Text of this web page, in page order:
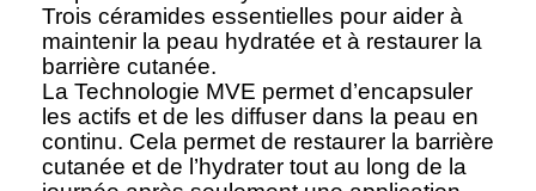
Trois céramides essentielles pour aider à
maintenir la peau hydratée et à restaurer la
barrière cutanée.
La Technologie MVE permet d’encapsuler
les actifs et de les diffuser dans la peau en
continu. Cela permet de restaurer la barrière
cutanée et de l’hydrater tout au long de la